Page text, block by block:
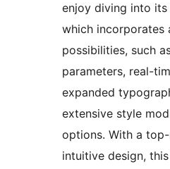
enjoy diving into its
which incorporates
possibilities, such
parameters, real-
expanded
extensive style
options. With a
intuitive design,